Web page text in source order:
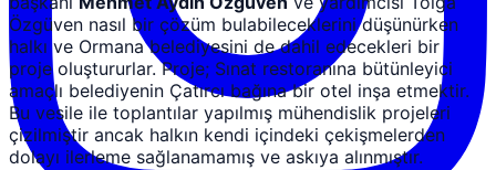
Özgüven nasıl bir çözüm bulabileceklerini düşünürken
halkı ve Ormana belediyesini de dahil edecekleri bir
proje oluştururlar. Proje; Sınat restoranına bütünleyici
amaçlı belediyenin Çatırcı bağına bir otel inşa etmektir.
Bu vesile ile toplantılar yapılmış mühendislik projeleri
çizilmiştir ancak halkın kendi içindeki çekişmelerden
dolayı ilerleme sağlanamamış ve askıya alınmıştır.